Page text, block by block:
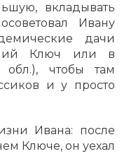
вкладывать
Ивану
дачи
Ключ или в
чтобы там
и у просто
Ивана: после
Ключе, он уехал